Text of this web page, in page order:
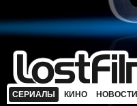
СЕРИАЛЫ КИНО НОВОСТИ